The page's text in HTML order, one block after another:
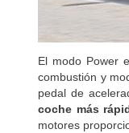
El modo Power
combustión y
pedal de
coche más
motores